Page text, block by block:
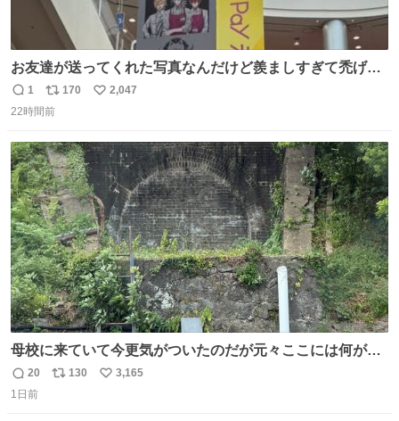
お友達が送ってくれた写真なんだけど羨ましすぎて禿げそ
う
返
信
1
リ
ポ
ト
数
170
い
数
2,047
22時間前
母校に来ていて今更気がついたのだが元々ここには何があ
ったのだろう…？_:(´ཀ`」 ∠):
返
信
20
リ
130
い
3,165
1日前